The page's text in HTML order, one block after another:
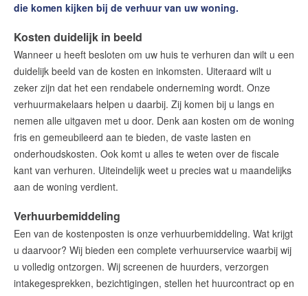
die komen kijken bij de verhuur van uw woning.
Kosten duidelijk in beeld
Wanneer u heeft besloten om uw huis te verhuren dan wilt u een
duidelijk beeld van de kosten en inkomsten. Uiteraard wilt u
zeker zijn dat het een rendabele onderneming wordt. Onze
verhuurmakelaars helpen u daarbij. Zij komen bij u langs en
nemen alle uitgaven met u door. Denk aan kosten om de woning
fris en gemeubileerd aan te bieden, de vaste lasten en
onderhoudskosten. Ook komt u alles te weten over de fiscale
kant van verhuren. Uiteindelijk weet u precies wat u maandelijks
aan de woning verdient.
Verhuurbemiddeling
Een van de kostenposten is onze verhuurbemiddeling. Wat krijgt
u daarvoor? Wij bieden een complete verhuurservice waarbij wij
u volledig ontzorgen. Wij screenen de huurders, verzorgen
intakegesprekken, bezichtigingen, stellen het huurcontract op en